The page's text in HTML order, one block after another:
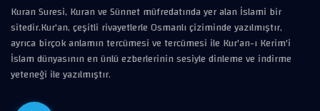
Kuran Suresi, Kuran ve Sünnet müfredatında yer alan İslami bir
sitedir.Kur'an, çeşitli rivayetlerle Osmanlı çiziminde yazılmıştır,
ayrıca birçok anlamın tercümesi ve tercümesi ile Kur'an-ı Kerim'i
İslam dünyasının en ünlü ezberlerinin sesiyle dinleme ve indirme
yeteneği ile yazılmıştır.